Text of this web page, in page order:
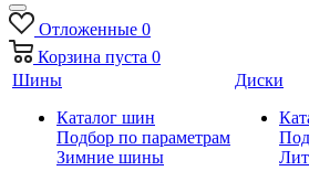
Отложенные 0
Корзина пуста 0
Шины
Каталог шин
Подбор по параметрам
Зимние шины
Диски